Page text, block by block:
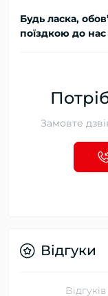
Будь ласка,
поїздкою до нас
Замовте
Відгуки